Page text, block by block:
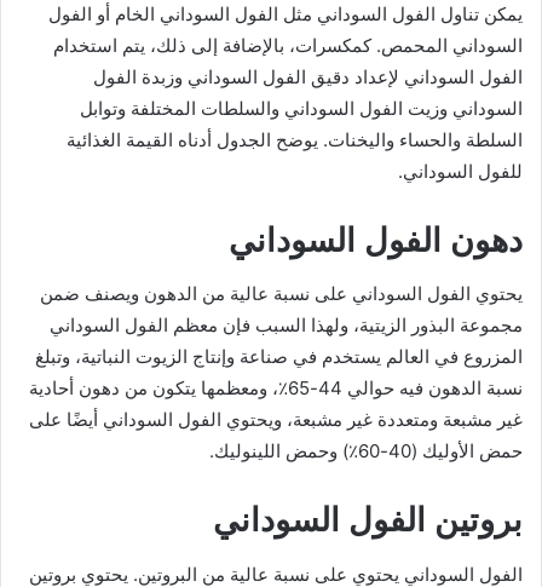
يمكن تناول الفول السوداني مثل الفول السوداني الخام أو الفول
السوداني المحمص. كمكسرات، بالإضافة إلى ذلك، يتم استخدام
الفول السوداني لإعداد دقيق الفول السوداني وزبدة الفول
السوداني وزيت الفول السوداني والسلطات المختلفة وتوابل
السلطة والحساء واليخنات. يوضح الجدول أدناه القيمة الغذائية
للفول السوداني.
دهون الفول السوداني
يحتوي الفول السوداني على نسبة عالية من الدهون ويصنف ضمن
مجموعة البذور الزيتية، ولهذا السبب فإن معظم الفول السوداني
المزروع في العالم يستخدم في صناعة وإنتاج الزيوت النباتية، وتبلغ
نسبة الدهون فيه حوالي 44-65٪، ومعظمها يتكون من دهون أحادية
غير مشبعة ومتعددة غير مشبعة، ويحتوي الفول السوداني أيضًا على
حمض الأوليك (40-60٪) وحمض اللينوليك.
بروتين الفول السوداني
الفول السوداني يحتوي على نسبة عالية من البروتين. يحتوي بروتين